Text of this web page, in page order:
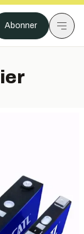
Abonner